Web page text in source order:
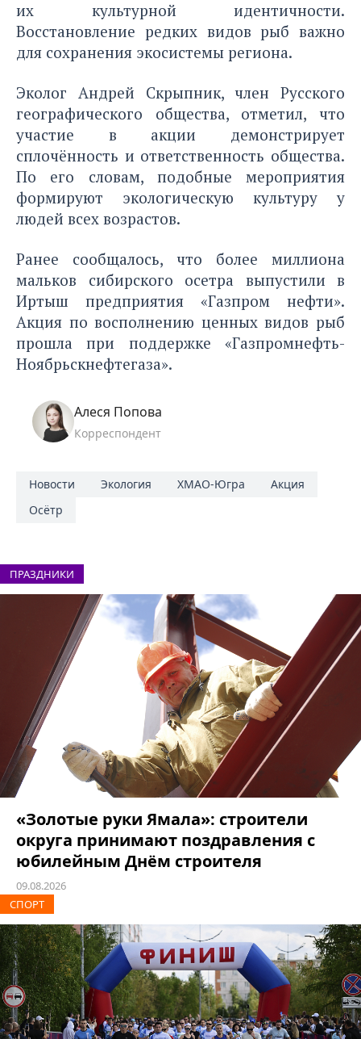
их культурной идентичности.
Восстановление редких видов рыб важно
для сохранения экосистемы региона.
Эколог Андрей Скрыпник, член Русского
географического общества, отметил, что
участие в акции демонстрирует
сплочённость и ответственность общества.
По его словам, подобные мероприятия
формируют экологическую культуру у
людей всех возрастов.
Ранее сообщалось, что более миллиона
мальков сибирского осетра выпустили в
Иртыш предприятия «Газпром нефти».
Акция по восполнению ценных видов рыб
прошла при поддержке «Газпромнефть-
Ноябрьскнефтегаза».
Алеся Попова
Корреспондент
Новости Экология ХМАО-Югра
Акция
Осётр
ПРАЗДНИКИ
«Золотые руки Ямала»: строители
округа принимают поздравления с
юбилейным Днём строителя
09.08.2026
СПОРТ